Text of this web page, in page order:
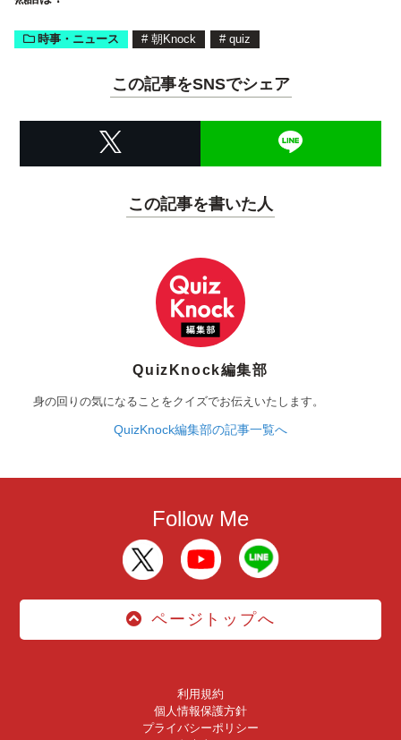
時事・ニュース # 朝Knock # quiz
この記事をSNSでシェア
この記事を書いた人
QuizKnock編集部
身の回りの気になることをクイズでお伝えいたします。
QuizKnock編集部の記事一覧へ
Follow Me
ページトップへ
利用規約
個人情報保護方針
プライバシーポリシー